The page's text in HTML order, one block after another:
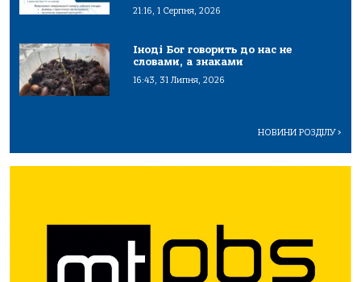
21:16, 1 Серпня, 2026
Іноді Бог говорить до нас не
словами, а знаками
16:43, 31 Липня, 2026
НОВИНИ РОЗДІЛУ>